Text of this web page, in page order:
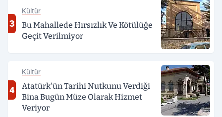
3
Kültür
Bu Mahallede Hırsızlık Ve Kötülüğe
Geçit Verilmiyor
4
Kültür
Atatürk'ün Tarihi Nutkunu Verdiği
Bina Bugün Müze Olarak Hizmet
Veriyor